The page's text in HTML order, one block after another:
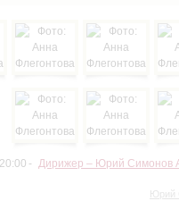
Дирижер – Юрий Симонов
Юрий